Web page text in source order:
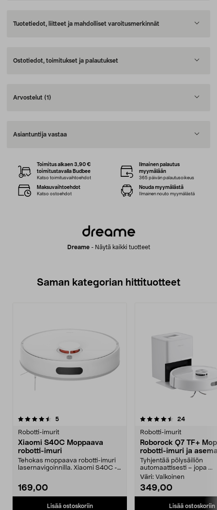
Tuotetiedot, liitteet ja mahdolliset varoitusmerkinnät
Ostotiedot, toimitukset ja palautukset
Arvostelut (1)
Asiantuntija vastaa
Dreame- Näytä kaikki tuotteet
Toimitus alkaen 3,90 €
toimitustavalla Budbee
Katso toimitusvaihtoehdot
Ilmainen palautus
myymälään
365 päivän palautusoikeus
Maksuvaihtoehdot
Katso ostoehdot
Nouda myymälästä
Ilmainen nouto myymälästä
Saman kategorian hittituotteet
5arvostelut
Robotti-imurit
Xiaomi S40C Moppaava
robotti-imuri
Tehokas moppaava robotti-imuri
lasernavigoinnilla. Xiaomi S40C -
169,00
Lisää ostoskoriin
4.5 viidestä
24arvostelut
Robotti-imurit
Roborock Q7 TF+
robotti-imuri ja
Tyhjentää pölysäiliön
automaattisesti – jopa ...
Väri: Valkoinen
349,00
Lisää ostoskoriin
5.0 viidestä